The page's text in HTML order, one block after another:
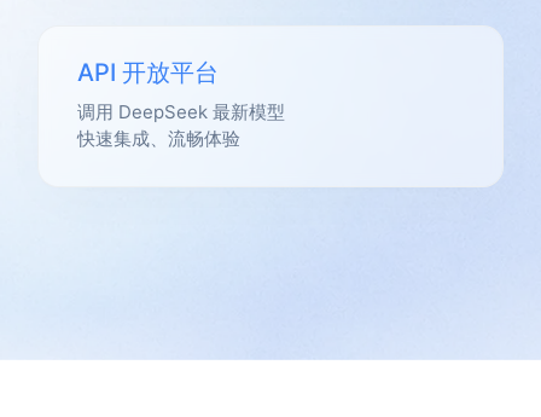
API 开放平台
调用 DeepSeek 最新模型
快速集成、流畅体验